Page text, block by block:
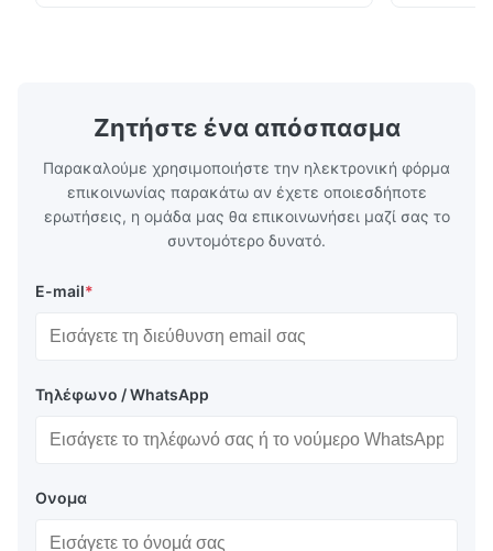
Ζητήστε ένα απόσπασμα
Παρακαλούμε χρησιμοποιήστε την ηλεκτρονική φόρμα
επικοινωνίας παρακάτω αν έχετε οποιεσδήποτε
ερωτήσεις, η ομάδα μας θα επικοινωνήσει μαζί σας το
συντομότερο δυνατό.
E-mail*
Τηλέφωνο / WhatsApp
Ονομα